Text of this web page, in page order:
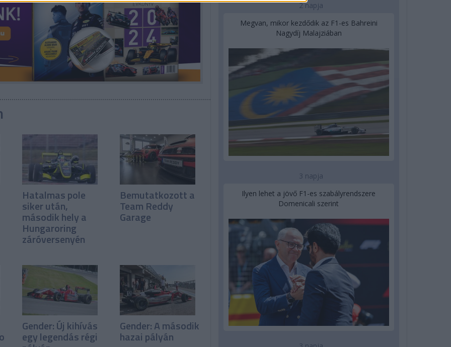
Hatalmas pole
siker után,
második hely a
Hungaroring
záróversenyén
Bemutatkozott a
Team Reddy
Garage
Gender: Új kihívás
egy legendás régi
Gender: A második
hazai pályán
2 napja
Megvan, mikor kezdődik az F1-es Bahreini
Nagydíj Malajziában
3 napja
Ilyen lehet a jövő F1-es szabályrendszere
Domenicali szerint